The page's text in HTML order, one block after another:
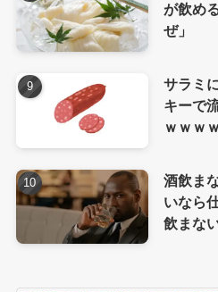
が飲め
ぜ」
サラミ
キーで
ｗｗｗ
酒飲ま
いなら
飲まな